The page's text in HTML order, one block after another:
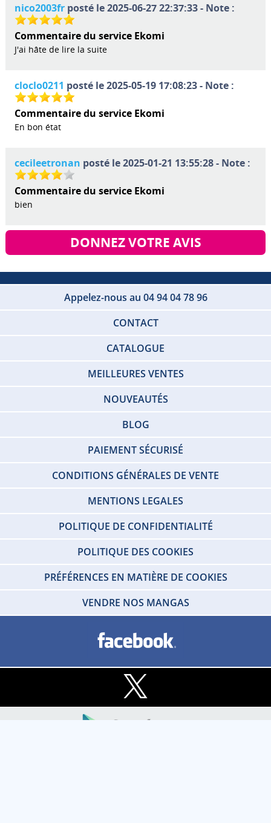
nico2003frposté le 2025-06-27 22:37:33 - Note :
Commentaire du service Ekomi
J'ai hâte de lire la suite
cloclo0211 posté le 2025-05-19 17:08:23 - Note :
Commentaire du service Ekomi
En bon état
cecileetronan posté le 2025-01-21 13:55:28 - Note :
Commentaire du service Ekomi
bien
DONNEZ VOTRE AVIS
Appelez-nous au 04 94 04 78 96
CONTACT
CATALOGUE
MEILLEURES VENTES
NOUVEAUTÉS
BLOG
PAIEMENT SÉCURISÉ
CONDITIONS GÉNÉRALES DE VENTE
MENTIONS LEGALES
POLITIQUE DE CONFIDENTIALITÉ
POLITIQUE DES COOKIES
PRÉFÉRENCES EN MATIÈRE DE COOKIES
VENDRE NOS MANGAS